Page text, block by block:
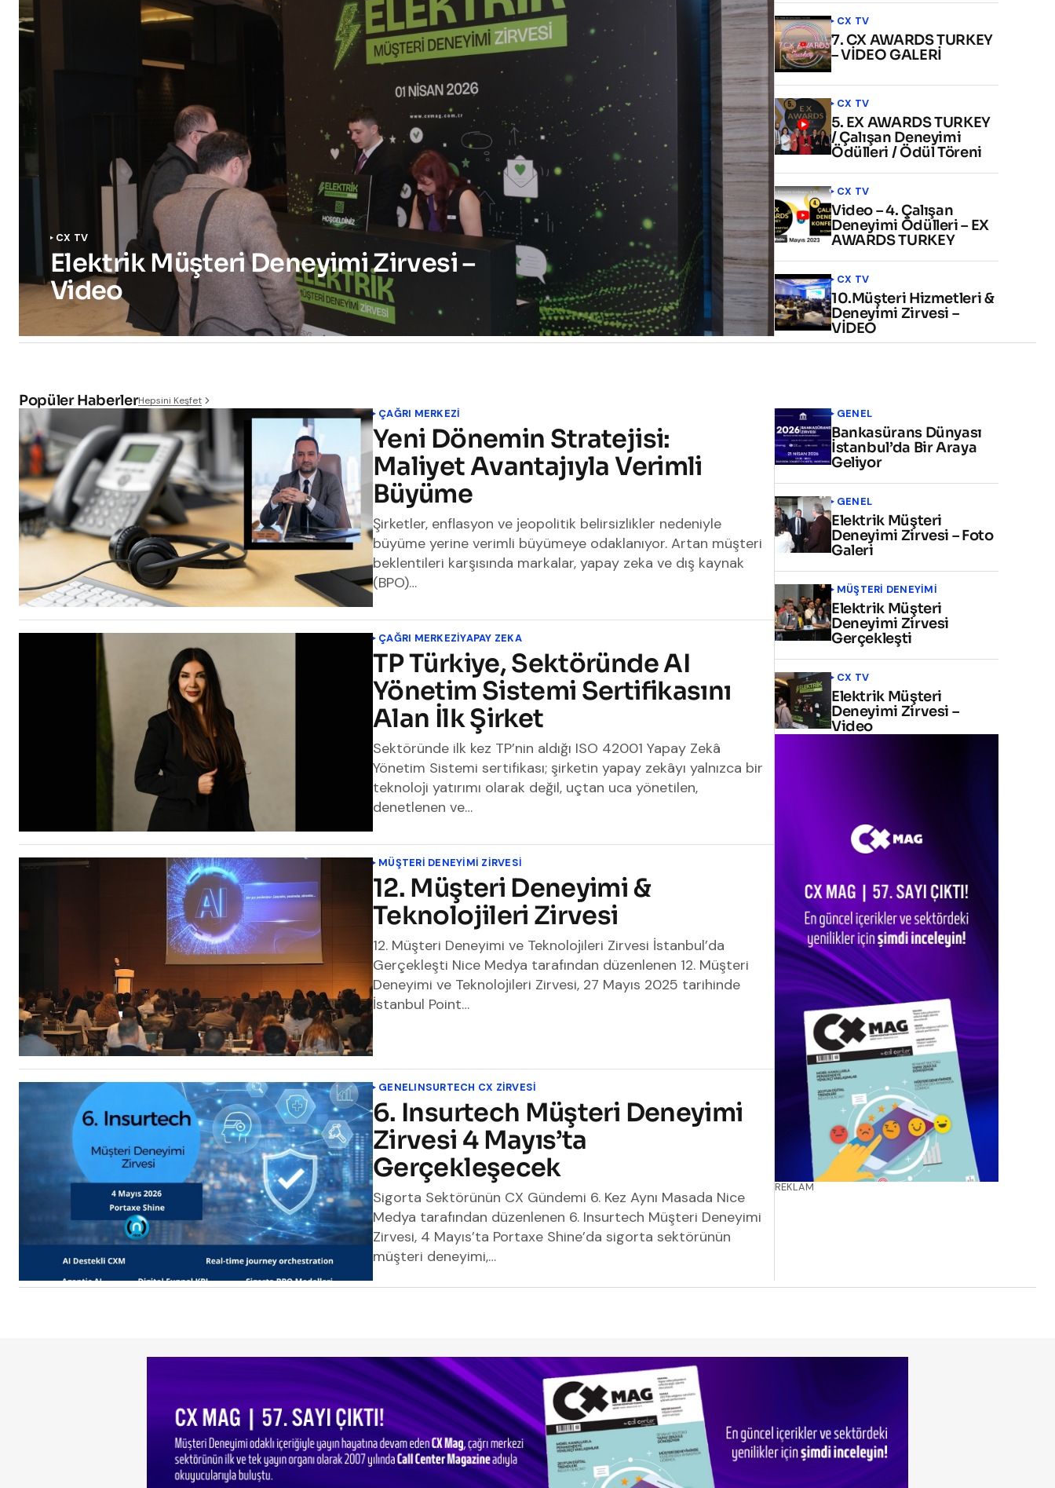
CX TV
Elektrik Müşteri Deneyimi Zirvesi –
Video
CX TV
7. CX AWARDS TURKEY
– VİDEO GALERİ
CX TV
5. EX AWARDS TURKEY
/ Çalışan Deneyimi
Ödülleri / Ödül Töreni
CX TV
Video – 4. Çalışan
Deneyimi Ödülleri – EX
AWARDS TURKEY
CX TV
10.Müşteri Hizmetleri &
Deneyimi Zirvesi –
VİDEO
Popüler HaberlerHepsini Keşfet
ÇAĞRI MERKEZI
Yeni Dönemin Stratejisi:
Maliyet Avantajıyla Verimli
Büyüme
Şirketler, enflasyon ve jeopolitik belirsizlikler nedeniyle
büyüme yerine verimli büyümeye odaklanıyor. Artan müşteri
beklentileri karşısında markalar, yapay zeka ve dış kaynak
(BPO)…
ÇAĞRI MERKEZIYAPAY ZEKA
TP Türkiye, Sektöründe AI
Yönetim Sistemi Sertifikasını
Alan İlk Şirket
Sektöründe ilk kez TP’nin aldığı ISO 42001 Yapay Zekâ
Yönetim Sistemi sertifikası; şirketin yapay zekâyı yalnızca bir
teknoloji yatırımı olarak değil, uçtan uca yönetilen,
denetlenen ve…
MÜŞTERİ DENEYİMİ ZİRVESİ
12. Müşteri Deneyimi &
Teknolojileri Zirvesi
12. Müşteri Deneyimi ve Teknolojileri Zirvesi İstanbul’da
Gerçekleşti Nice Medya tarafından düzenlenen 12. Müşteri
Deneyimi ve Teknolojileri Zirvesi, 27 Mayıs 2025 tarihinde
İstanbul Point…
GENELINSURTECH CX ZİRVESİ
6. Insurtech Müşteri Deneyimi
Zirvesi 4 Mayıs’ta
Gerçekleşecek
Sigorta Sektörünün CX Gündemi 6. Kez Aynı Masada Nice
Medya tarafından düzenlenen 6. Insurtech Müşteri Deneyimi
Zirvesi, 4 Mayıs’ta Portaxe Shine’da sigorta sektörünün
müşteri deneyimi,…
GENEL
Bankasürans Dünyası
İstanbul’da Bir Araya
Geliyor
GENEL
Elektrik Müşteri
Deneyimi Zirvesi – Foto
Galeri
MÜŞTERI DENEYIMI
Elektrik Müşteri
Deneyimi Zirvesi
Gerçekleşti
CX TV
Elektrik Müşteri
Deneyimi Zirvesi –
Video
REKLAM